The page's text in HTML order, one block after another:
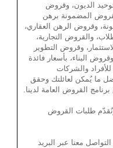
الديون، وقروض
المضمونة برهن
وقروض الرهن العقاري،
والقروض التجارية،
وقروض التطوير
البناء، بأسعار فائدة
3% سنويًا للأفراد والشركات
ما يُمكن لعائلتك وحقق
القروض العامة لدينا.
طلبات القروض
معنا عبر البريد